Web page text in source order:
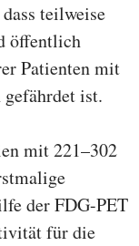
teilweise
öffentlich
Patienten mit
gefährdet ist.
mit 221–302
der FDG-PET
für die